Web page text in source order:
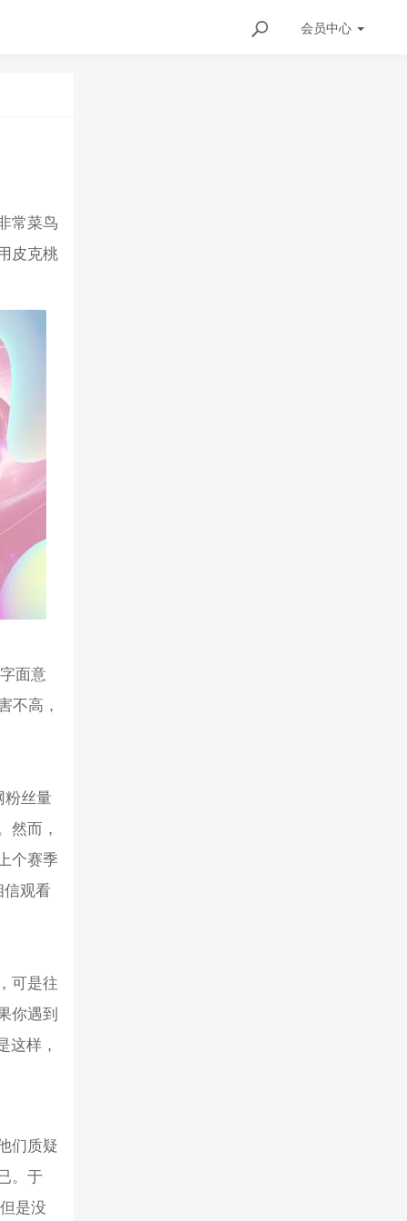
会员中心
常菜鸟
皮克桃
面意
不高，
粉丝量
然而，
个赛季
信观看
可是往
你遇到
这样，
们质疑
。于
是没